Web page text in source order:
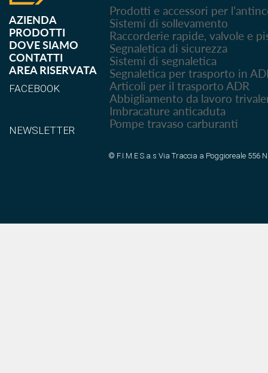
AZIENDA
PRODOTTI
DOVE SIAMO
CONTATTI
AREA RISERVATA
FACEBOOK
NEWSLETTER
Prodotti e accessori per
Sistemi di sollevamento
Raccorderie rapide, valvole e
Segnaletica di sicurezza
Sistemi di segnaletica
Segnaletica per trasporto in
Articoli per il trasporto ADR
Abbigliamento da lavoro
Imbracature anticaduta
Pompe travaso carburanti
© F.I.M.E S.a.s Via Traccia a Poggioreale 556